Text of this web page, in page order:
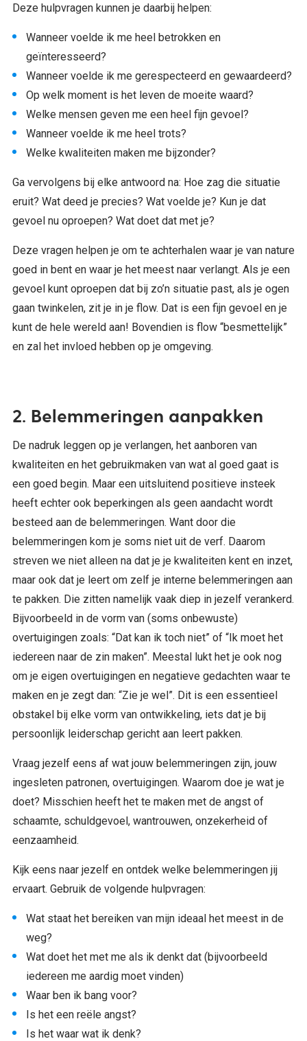
Deze hulpvragen kunnen je daarbij helpen:
Wanneer voelde ik me heel betrokken en
geïnteresseerd?
Wanneer voelde ik me gerespecteerd en gewaardeerd?
Op welk moment is het leven de moeite waard?
Welke mensen geven me een heel fijn gevoel?
Wanneer voelde ik me heel trots?
Welke kwaliteiten maken me bijzonder?
Ga vervolgens bij elke antwoord na: Hoe zag die situatie
eruit? Wat deed je precies? Wat voelde je? Kun je dat
gevoel nu oproepen? Wat doet dat met je?
Deze vragen helpen je om te achterhalen waar je van nature
goed in bent en waar je het meest naar verlangt. Als je een
gevoel kunt oproepen dat bij zo’n situatie past, als je ogen
gaan twinkelen, zit je in je flow. Dat is een fijn gevoel en je
kunt de hele wereld aan! Bovendien is flow “besmettelijk”
en zal het invloed hebben op je omgeving.
2. Belemmeringen aanpakken
De nadruk leggen op je verlangen, het aanboren van
kwaliteiten en het gebruikmaken van wat al goed gaat is
een goed begin. Maar een uitsluitend positieve insteek
heeft echter ook beperkingen als geen aandacht wordt
besteed aan de belemmeringen. Want door die
belemmeringen kom je soms niet uit de verf. Daarom
streven we niet alleen na dat je je kwaliteiten kent en inzet,
maar ook dat je leert om zelf je interne belemmeringen aan
te pakken. Die zitten namelijk vaak diep in jezelf verankerd.
Bijvoorbeeld in de vorm van (soms onbewuste)
overtuigingen zoals: “Dat kan ik toch niet” of “Ik moet het
iedereen naar de zin maken”. Meestal lukt het je ook nog
om je eigen overtuigingen en negatieve gedachten waar te
maken en je zegt dan: “Zie je wel”. Dit is een essentieel
obstakel bij elke vorm van ontwikkeling, iets dat je bij
persoonlijk leiderschap gericht aan leert pakken.
Vraag jezelf eens af wat jouw belemmeringen zijn, jouw
ingesleten patronen, overtuigingen. Waarom doe je wat je
doet? Misschien heeft het te maken met de angst of
schaamte, schuldgevoel, wantrouwen, onzekerheid of
eenzaamheid.
Kijk eens naar jezelf en ontdek welke belemmeringen jij
ervaart. Gebruik de volgende hulpvragen:
Wat staat het bereiken van mijn ideaal het meest in de
weg?
Wat doet het met me als ik denkt dat (bijvoorbeeld
iedereen me aardig moet vinden)
Waar ben ik bang voor?
Is het een reële angst?
Is het waar wat ik denk?